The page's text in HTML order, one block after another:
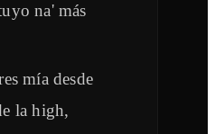
na' más
mía desde
la high,